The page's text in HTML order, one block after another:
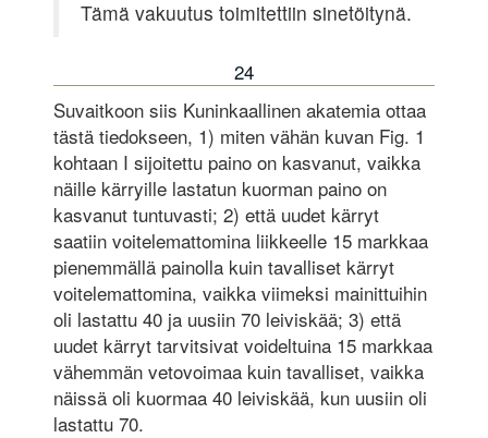
Tämä vakuutus toimitettiin sinetöitynä.
24
Suvaitkoon siis Kuninkaallinen akatemia ottaa
tästä tiedokseen, 1) miten vähän kuvan Fig. 1
kohtaan I sijoitettu paino on kasvanut, vaikka
näille kärryille lastatun kuorman paino on
kasvanut tuntuvasti; 2) että uudet kärryt
saatiin voitelemattomina liikkeelle 15 markkaa
pienemmällä painolla kuin tavalliset kärryt
voitelemattomina, vaikka viimeksi mainittuihin
oli lastattu 40 ja uusiin 70 leiviskää; 3) että
uudet kärryt tarvitsivat voideltuina 15 markkaa
vähemmän vetovoimaa kuin tavalliset, vaikka
näissä oli kuormaa 40 leiviskää, kun uusiin oli
lastattu 70.